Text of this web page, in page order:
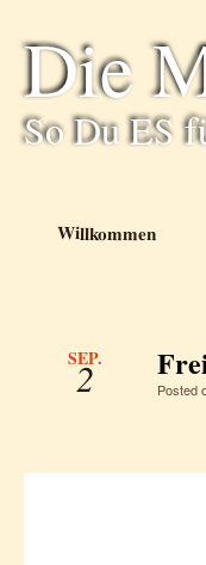
Die
So Du ES
Willkommen
SEP.
2 Posted